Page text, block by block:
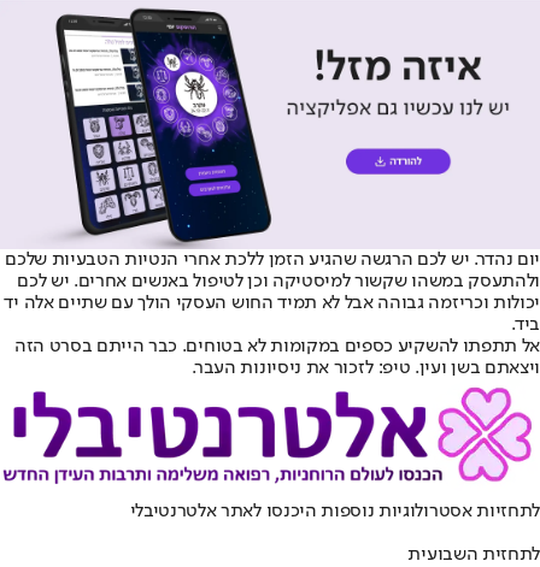
יום נהדר. יש לכם הרגשה שהגיע הזמן ללכת אחרי הנטיות הטבעיות שלכם
ולהתעסק במשהו שקשור למיסטיקה וכן לטיפול באנשים אחרים. יש לכם
יכולות וכריזמה גבוהה אבל לא תמיד החוש העסקי הולך עם שתיים אלה יד
ביד.
אל תתפתו להשקיע כספים במקומות לא בטוחים. כבר הייתם בסרט הזה
ויצאתם בשן ועין. טיפ: לזכור את ניסיונות העבר.
לתחזיות אסטרולוגיות נוספות היכנסו לאתר אלטרנטיבלי
לתחזית השבועית